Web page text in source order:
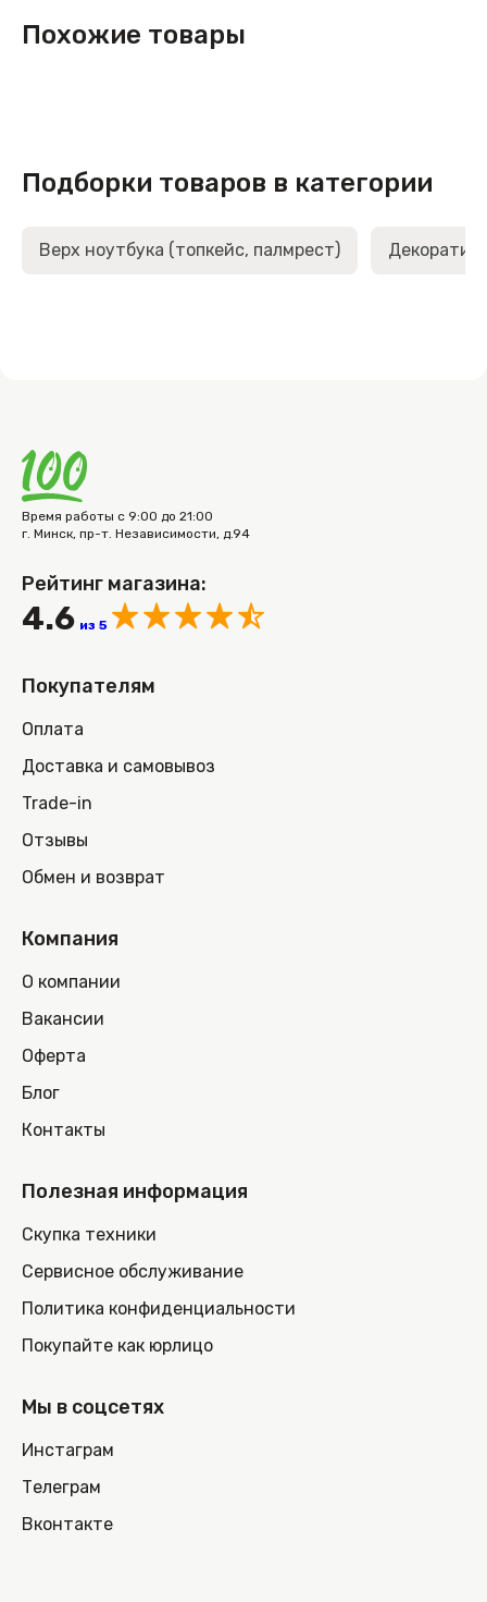
Похожие товары
Подборки товаров в категории
Верх ноутбука (топкейс, палмрест)
Время работы с 9:00 до 21:00
г. Минск, пр-т. Независимости, д.94
Рейтинг магазина:
4.6 из 5
Покупателям
Оплата
Доставка и самовывоз
Trade-in
Отзывы
Обмен и возврат
Компания
О компании
Вакансии
Оферта
Блог
Контакты
Полезная информация
Скупка техники
Сервисное обслуживание
Политика конфиденциальности
Покупайте как юрлицо
Мы в соцсетях
Инстаграм
Телеграм
Вконтакте